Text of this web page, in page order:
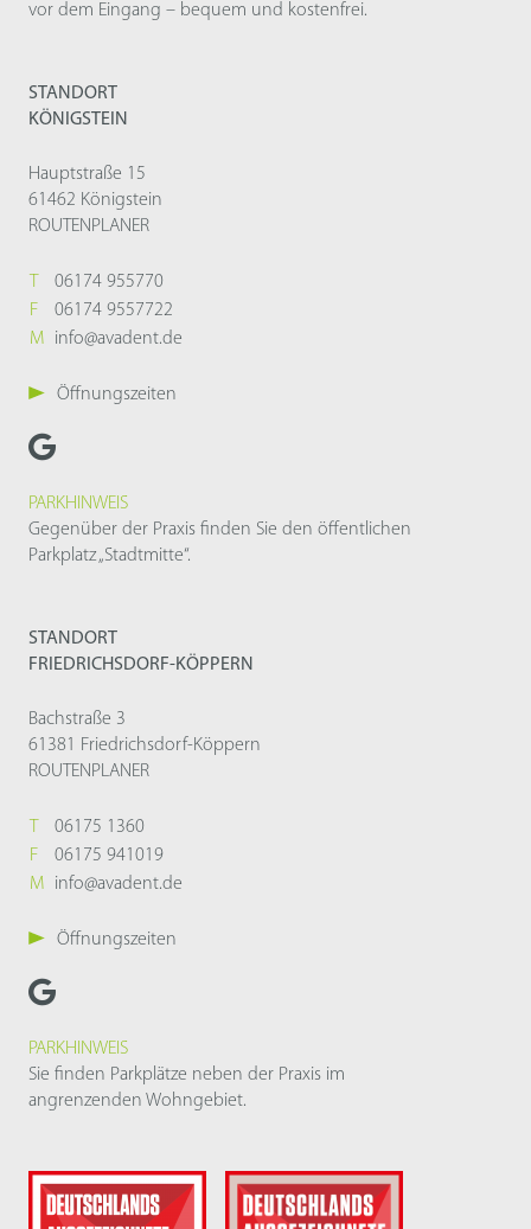
vor dem Eingang – bequem und kostenfrei.
STANDORT
KÖNIGSTEIN
Hauptstraße 15
61462 Königstein
ROUTENPLANER
T
06174 955770
F
06174 9557722
M
info@avadent.de
Öffnungszeiten
PARKHINWEIS
Gegenüber der Praxis finden Sie den öffentlichen
Parkplatz „Stadtmitte“.
STANDORT
FRIEDRICHSDORF-KÖPPERN
Bachstraße 3
61381 Friedrichsdorf-Köppern
ROUTENPLANER
T
06175 1360
F
06175 941019
M
info@avadent.de
Öffnungszeiten
PARKHINWEIS
Sie finden Parkplätze neben der Praxis im
angrenzenden Wohngebiet.